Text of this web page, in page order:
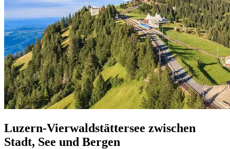
Luzern-Vierwaldstättersee zwischen
Stadt, See und Bergen